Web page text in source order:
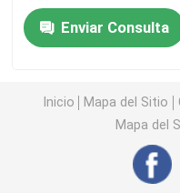
estera amistosa de
Estera del tablero
No deslice las
suelo
Enviar Consulta
Inicio Mapa del Sitio
Mapa del